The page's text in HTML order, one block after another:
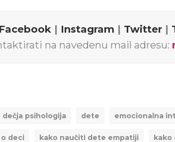
Facebook | Instagram | Twitter |
na navedenu mail adresu:
dečja psihologija dete emocionalna
deci kako naučiti dete empatiji